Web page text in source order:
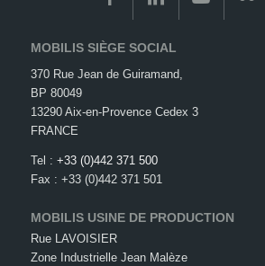
MOBILIS SIÈGE SOCIAL
370 Rue Jean de Guiramand,
BP 80049
13290 Aix-en-Provence Cedex 3
FRANCE
Tel : +33 (0)442 371 500
Fax : +33 (0)442 371 501
MOBILIS USINE DE PRODUCTION
Rue LAVOISIER
Zone Industrielle Jean Malèze